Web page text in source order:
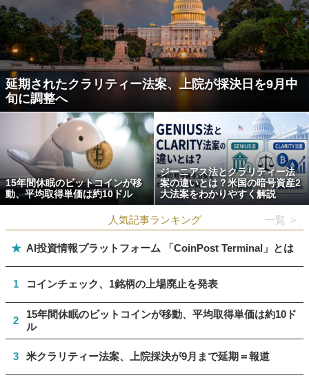
延期されたクラリティー法案、上院が採決日を9月中
旬に調整へ
15年間休眠のビットコインが移
動、平均取得単価は約10ドル
ジーニアス法とクラリティー法
案の違いとは？米国の暗号資産2
大法案をわかりやすく解説
人気記事ランキング 一覧 ＞
★ AI投資情報プラットフォーム 「CoinPost Terminal」とは
1 コインチェック、1銘柄の上場廃止を発表
2
15年間休眠のビットコインが移動、平均取得単価は約10ド
ル
3 米クラリティー法案、上院採決が9月まで延期＝報道